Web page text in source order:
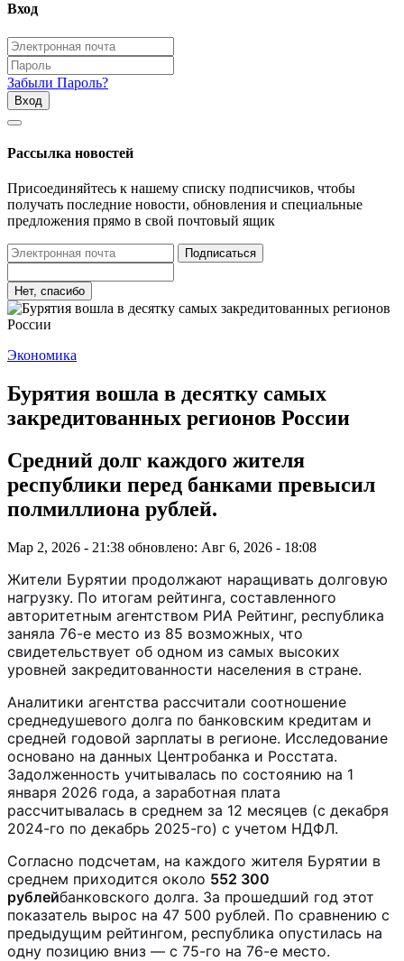
Вход
Забыли Пароль?
Вход
Рассылка новостей
Присоединяйтесь к нашему списку подписчиков, чтобы
получать последние новости, обновления и специальные
предложения прямо в свой почтовый ящик
Подписаться
Нет, спасибо
Экономика
Бурятия вошла в десятку самых
закредитованных регионов России
Средний долг каждого жителя
республики перед банками превысил
полмиллиона рублей.
Мар 2, 2026 - 21:38 обновлено: Авг 6, 2026 - 18:08
Жители Бурятии продолжают наращивать долговую
нагрузку. По итогам рейтинга, составленного
авторитетным агентством РИА Рейтинг, республика
заняла 76-е место из 85 возможных, что
свидетельствует об одном из самых высоких
уровней закредитованности населения в стране.
Аналитики агентства рассчитали соотношение
среднедушевого долга по банковским кредитам и
средней годовой зарплаты в регионе. Исследование
основано на данных Центробанка и Росстата.
Задолженность учитывалась по состоянию на 1
января 2026 года, а заработная плата
рассчитывалась в среднем за 12 месяцев (с декабря
2024-го по декабрь 2025-го) с учетом НДФЛ.
Согласно подсчетам, на каждого жителя Бурятии в
среднем приходится около 552 300
рублейбанковского долга. За прошедший год этот
показатель вырос на 47 500 рублей. По сравнению с
предыдущим рейтингом, республика опустилась на
одну позицию вниз — с 75-го на 76-е место.